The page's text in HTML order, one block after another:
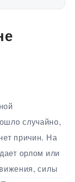
случайно,
причин. На
орлом или
силы